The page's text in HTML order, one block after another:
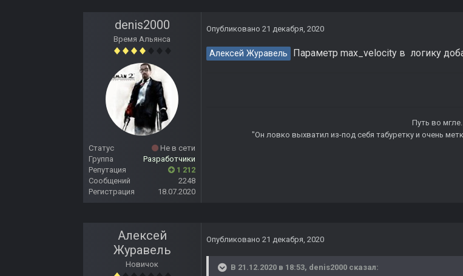
denis2000
Время Альянса
Статус
Не в сети
Группа
Разработчики
Репутация
1 212
Сообщений
2248
Регистрация
18.07.2020
Опубликовано 21 декабря, 2020
Алексей Журавель Параметр max_velocity в логику
Путь во мгле.
"Он ловко выхватил из-под себя табуретку и очень
Алексей
Журавель
Новичок
Опубликовано 21 декабря, 2020
В 21.12.2020 в 18:53, denis2000 сказал: